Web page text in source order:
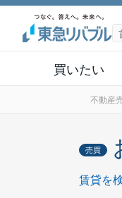
買いたい
不動産
売買
賃貸を